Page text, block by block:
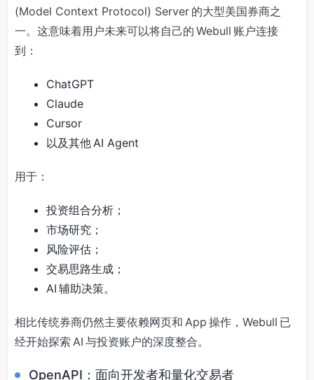
(Model Context Protocol) Server 的大型美国券商之
一。这意味着用户未来可以将自己的 Webull 账户连接
到：
ChatGPT
Claude
Cursor
以及其他 AI Agent
用于：
投资组合分析；
市场研究；
风险评估；
交易思路生成；
AI 辅助决策。
相比传统券商仍然主要依赖网页和 App 操作，Webull 已
经开始探索 AI 与投资账户的深度整合。
OpenAPI：面向开发者和量化交易者